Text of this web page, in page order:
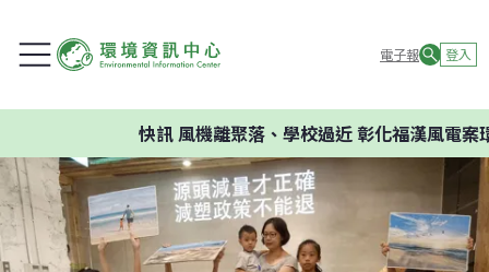
電子報 登入
風機離聚落、學校過近 彰化福漢風電案環委建